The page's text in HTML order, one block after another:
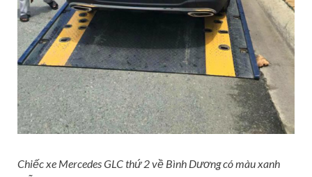
Chiếc xe Mercedes GLC thứ 2 về Bình Dương có màu xanh